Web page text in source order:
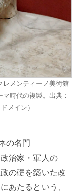
レメンティーノ美術館
時代の複製。出典：
メイン）
の名門
治家・軍人の
の礎を築いた改
あたるという、